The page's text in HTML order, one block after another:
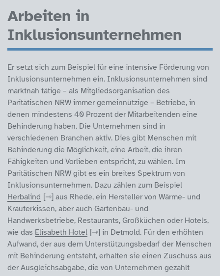
Arbeiten in
Inklusionsunternehmen
Er setzt sich zum Beispiel für eine intensive Förderung von
Inklusionsunternehmen ein. Inklusionsunternehmen sind
marktnah tätige – als Mitgliedsorganisation des
Paritätischen NRW immer gemeinnützige – Betriebe, in
denen mindestens 40 Prozent der Mitarbeitenden eine
Behinderung haben. Die Unternehmen sind in
verschiedenen Branchen aktiv. Dies gibt Menschen mit
Behinderung die Möglichkeit, eine Arbeit, die ihren
Fähigkeiten und Vorlieben entspricht, zu wählen. Im
Paritätischen NRW gibt es ein breites Spektrum von
Inklusionsunternehmen. Dazu zählen zum Beispiel
Herbalind
aus Rhede, ein Hersteller von Wärme- und
Kräuterkissen, aber auch Gartenbau- und
Handwerksbetriebe, Restaurants, Großküchen oder Hotels,
wie das Elisabeth Hotel
in Detmold. Für den erhöhten
Aufwand, der aus dem Unterstützungsbedarf der Menschen
mit Behinderung entsteht, erhalten sie einen Zuschuss aus
der Ausgleichsabgabe, die von Unternehmen gezahlt